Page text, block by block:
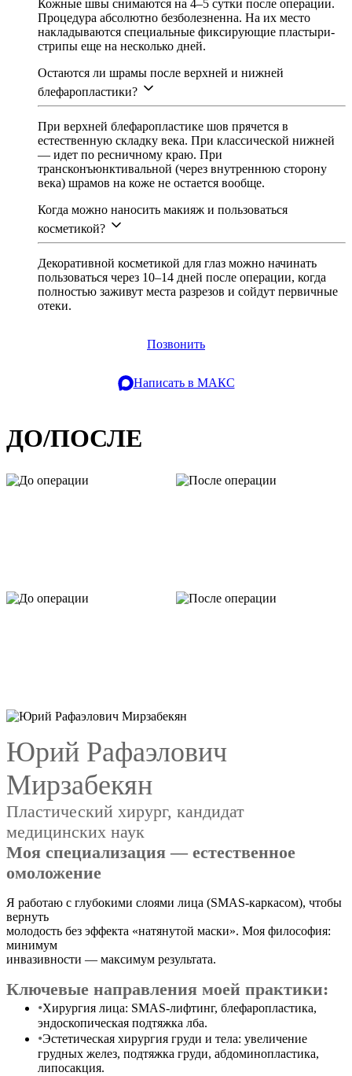
Кожные швы снимаются на 4–5 сутки после операции.
Процедура абсолютно безболезненна. На их место
накладываются специальные фиксирующие пластыри-
стрипы еще на несколько дней.
Остаются ли шрамы после верхней и нижней
блефаропластики?
При верхней блефаропластике шов прячется в
естественную складку века. При классической нижней
— идет по ресничному краю. При
трансконъюнктивальной (через внутреннюю сторону
века) шрамов на коже не остается вообще.
Когда можно наносить макияж и пользоваться
косметикой?
Декоративной косметикой для глаз можно начинать
пользоваться через 10–14 дней после операции, когда
полностью заживут места разрезов и сойдут первичные
отеки.
Позвонить
Написать в МАКС
ДО/ПОСЛЕ
Юрий Рафаэлович
Мирзабекян
Пластический хирург, кандидат
медицинских наук
Моя специализация — естественное
омоложение
Я работаю с глубокими слоями лица (SMAS-каркасом), чтобы
вернуть
молодость без эффекта «натянутой маски». Моя философия:
минимум
инвазивности — максимум результата.
Ключевые направления моей практики:
Хирургия лица: SMAS-лифтинг, блефаропластика,
эндоскопическая подтяжка лба.
Эстетическая хирургия груди и тела: увеличение
грудных желез, подтяжка груди, абдоминопластика,
липосакция.